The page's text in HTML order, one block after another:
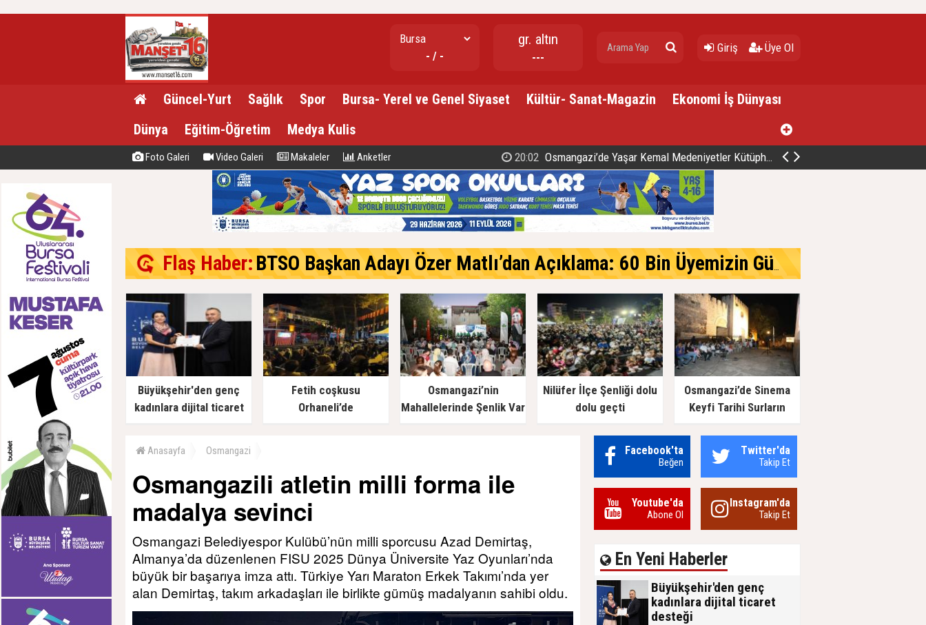
- / -
gr. altın
---
Giriş Üye Ol
Güncel-Yurt Sağlık Spor Bursa- Yerel ve Genel Siyaset Kültür- Sanat-Magazin
Ekonomi İş Dünyası
Dünya
Eğitim-Öğretim Medya Kulis
Foto Galeri Video Galeri Makaleler Anketler 20:02 Osmangazi’de Yaşar Kemal Medeniyetler Kütüphanesi Hizmete Açıldı
Flaş Haber:BTSO Başkan Adayı Özer Matlı’dan Açıklama: 60 Bin Üyemizin Gücünü, Üyemizle Birlikte Büyüteceğiz.
Büyükşehir'den genç
kadınlara dijital ticaret
Fetih coşkusu
Orhaneli’de
Osmangazi’nin
Mahallelerinde Şenlik Var
Nilüfer İlçe Şenliği dolu
dolu geçti
Osmangazi’de Sinema
Keyfi Tarihi Surların
Anasayfa Osmangazi
Osmangazili atletin milli forma ile
madalya sevinci
Osmangazi Belediyespor Kulübü’nün milli sporcusu Azad Demirtaş,
Almanya’da düzenlenen FISU 2025 Dünya Üniversite Yaz Oyunları’nda
büyük bir başarıya imza attı. Türkiye Yarı Maraton Erkek Takımı’nda yer
alan Demirtaş, takım arkadaşları ile birlikte gümüş madalyanın sahibi oldu.
Facebook'ta
Beğen
Twitter'da
Takip Et
Youtube'da
Abone Ol
Instagram'da
Takip Et
En Yeni Haberler
Büyükşehir'den genç
kadınlara dijital ticaret
desteği